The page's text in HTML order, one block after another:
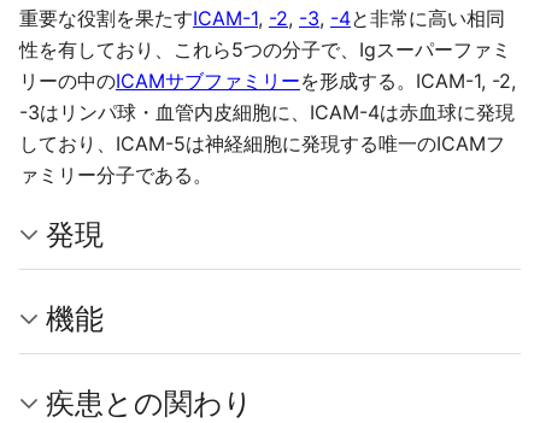
重要な役割を果たすICAM-1, -2, -3, -4と非常に高い相同
性を有しており、これら5つの分子で、Igスーパーファミ
リーの中のICAMサブファミリーを形成する。ICAM-1, -2,
-3はリンパ球・血管内皮細胞に、ICAM-4は赤血球に発現
しており、ICAM-5は神経細胞に発現する唯一のICAMフ
ァミリー分子である。
発現
機能
疾患との関わり